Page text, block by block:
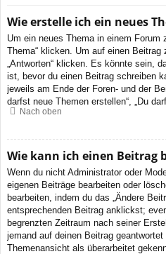
Wie erstelle ich ein neues
Um ein neues Thema in einem Forum
Thema“ klicken. Um auf einen
„Antworten“ klicken. Es könnte sein,
ist, bevor du einen Beitrag schreiben
jeweils am Ende der Foren- und der
darfst neue Themen erstellen“, „Du
Nach oben
Wie kann ich einen Beitrag
Wenn du nicht Administrator oder
eigenen Beiträge bearbeiten oder
bearbeiten, indem du das „Ändere
entsprechenden Beitrag anklickst;
begrenzten Zeitraum nach seiner
jemand auf deinen Beitrag
Themenansicht als überarbeitet